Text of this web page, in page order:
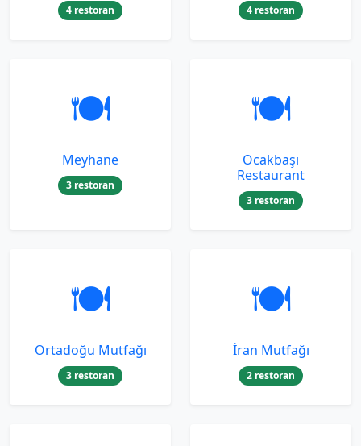
4 restoran 4 restoran
🍽️
Meyhane
3 restoran
🍽️
Ocakbaşı
Restaurant
3 restoran
🍽️
Ortadoğu Mutfağı
3 restoran
🍽️
İran Mutfağı
2 restoran